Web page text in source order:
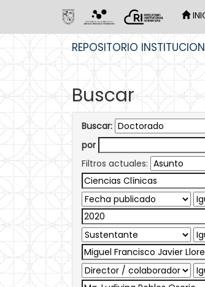
REPOSITORIO
Buscar
Buscar:
por
Filtros actuales: